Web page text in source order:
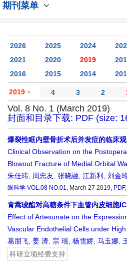
期刊菜单
2026 2025 2024
2021
2020 2019
2016
2015 2014
2019 » 4 3 2
Vol. 8 No. 1 (March 2019)
封面和目录下载: PDF (size:
爆裂性眶内壁骨折术后并发症的临床
Clinical Observation on the
Blowout Fracture of Medial Orbital
朱佳玮
周忠友 张晓融 江新利 刘金
眼科学 VOL.08 NO.01, March 27 2019, PDF,
青蒿琥酯对高糖条件下血管内皮细胞
Effect of Artesunate on the
Vascular Endothelial Cells under
葛朋飞 姜 涛 宗 瑶 杨雪娇 马玉娜
科研立项经费支持